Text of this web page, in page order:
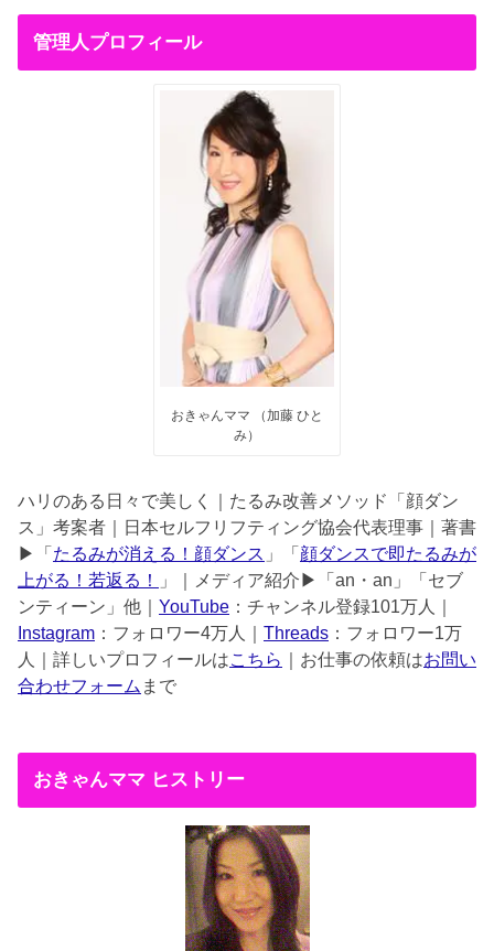
管理人プロフィール
おきゃんママ （加藤 ひと
み）
ハリのある日々で美しく｜たるみ改善メソッド「顔ダン
ス」考案者｜日本セルフリフティング協会代表理事｜著書
▶︎「 たるみが消える！顔ダンス 」「 顔ダンスで即たるみが
上がる！若返る！
」｜メディア紹介▶︎「an・an」「セブ
ンティーン」他｜ YouTube ：チャンネル登録101万人｜
Instagram ：フォロワー4万人｜ Threads ：フォロワー1万
人｜詳しいプロフィールはこちら ｜お仕事の依頼はお問い
合わせフォーム まで
おきゃんママ ヒストリー